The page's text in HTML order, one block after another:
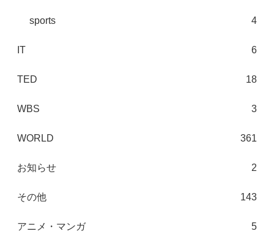
sports 4
IT 6
TED 18
WBS 3
WORLD 361
お知らせ 2
その他 143
アニメ・マンガ 5